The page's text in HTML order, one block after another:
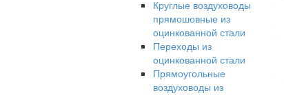
Круглые воздуховоды
прямошовные из
оцинкованной стали
Переходы из
оцинкованной стали
Прямоугольные
воздуховоды из